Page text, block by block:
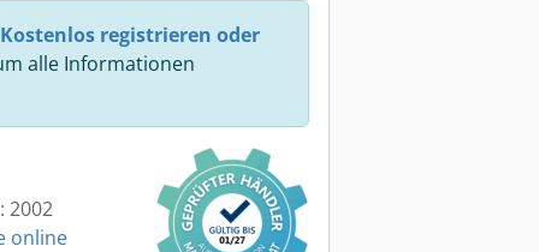
Kostenlos registrieren oder
alle Informationen
2002
online